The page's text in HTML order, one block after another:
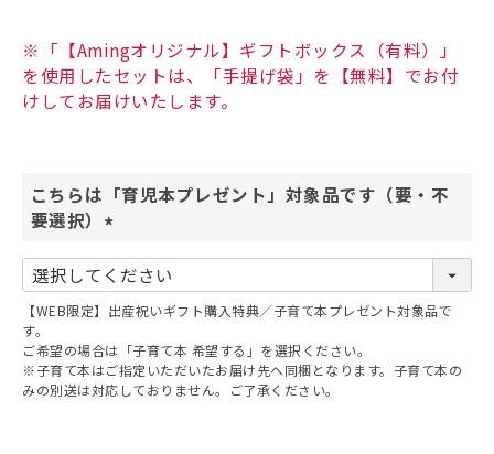
※「【Amingオリジナル】ギフトボックス（有料）」
を使用したセットは、「手提げ袋」を【無料】でお付
けしてお届けいたします。
こちらは「育児本プレゼント」対象品です（要・不
要選択）
(
必
須
【WEB限定】出産祝いギフト購入特典／子育て本プレゼント対象品で
す。
ご希望の場合は「子育て本 希望する」を選択ください。
※子育て本はご指定いただいたお届け先へ同梱となります。子育て本の
みの別送は対応しておりません。ご了承ください。